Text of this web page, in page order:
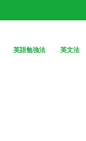
英語勉強法 英文法